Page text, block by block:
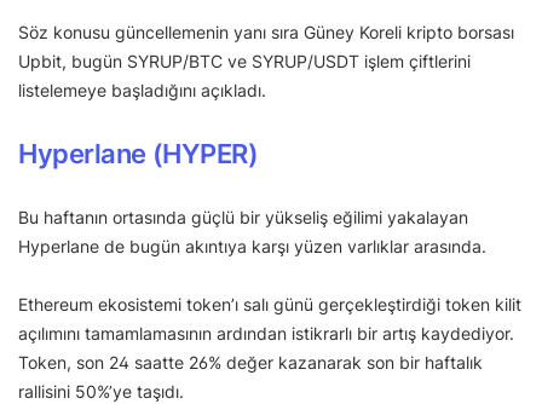
Söz konusu güncellemenin yanı sıra Güney Koreli kripto borsası
Upbit, bugün SYRUP/BTC ve SYRUP/USDT işlem çiftlerini
listelemeye başladığını açıkladı.
Hyperlane (HYPER)
Bu haftanın ortasında güçlü bir yükseliş eğilimi yakalayan
Hyperlane de bugün akıntıya karşı yüzen varlıklar arasında.
Ethereum ekosistemi token’ı salı günü gerçekleştirdiği token kilit
açılımını tamamlamasının ardından istikrarlı bir artış kaydediyor.
Token, son 24 saatte 26% değer kazanarak son bir haftalık
rallisini 50%’ye taşıdı.